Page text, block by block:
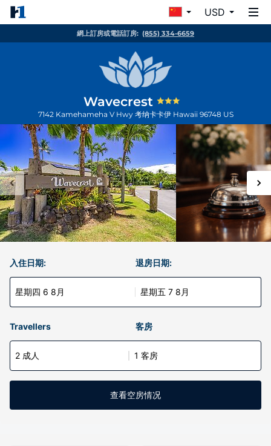
USD
網上訂房或電話訂房: (855) 334-6659
Wavecrest
7142 Kamehameha V Hwy 考纳卡卡伊 Hawaii 96748 US
入住日期:
星期四 6 8月
退房日期:
星期五 7 8月
Travellers 客房
2 成人 1 客房
查看空房情况